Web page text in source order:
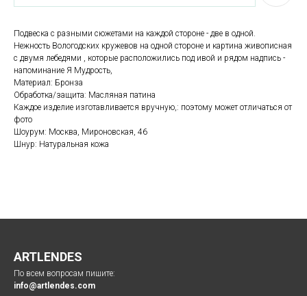
Подвеска с разными сюжетами на каждой стороне - две в одной.
Нежность Вологодских кружевов на одной стороне и картина живописная
с двумя лебедями , которые расположились под ивой и рядом надпись -
напоминание Я Мудрость,
Материал: Бронза
Обработка/защита: Масляная патина
Каждое изделие изготавливается вручную,: поэтому может отличаться от
фото
Шоурум: Москва, Мироновская, 46
Шнур: Натуральная кожа
ARTLENDES
По всем вопросам пишите:
info@artlendes.com